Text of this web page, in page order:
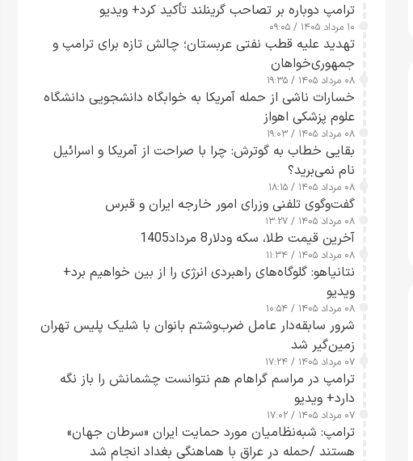
ترامپ دوباره بر تصاحب گرینلند تأکید کرد+ ویدیو
۱۰ مرداد ۱۴۰۵ / ۰۹:۰۵
تهدید علیه قطب نفتی عربستان؛ چالش تازه برای ترامپ و
جمهوری‌خواهان
۰۸ مرداد ۱۴۰۵ / ۱۹:۳۵
خسارات ناشی از حمله آمریکا به خوابگاه دانشجویی دانشگاه
علوم پزشکی اهواز
۰۸ مرداد ۱۴۰۵ / ۱۹:۰۳
بقایی خطاب به گوترش: چرا با صراحت از آمریکا و اسرائیل
نام نمی‌برید؟
۰۸ مرداد ۱۴۰۵ / ۱۸:۱۵
گفت‌وگوی تلفنی وزرای امور خارجه ایران و قبرس
۰۸ مرداد ۱۴۰۵ / ۱۳:۲۷
آخرین قیمت طلا، سکه ودلار8 مرداد1405
۰۸ مرداد ۱۴۰۵ / ۱۱:۳۴
نتانیاهو: گلوگاه‌های راهبردی انرژی را از بین خواهیم برد+
ویدیو
۰۸ مرداد ۱۴۰۵ / ۱۰:۵۴
شرور سابقه‌دار عامل ضرب‌وشتم بانوان با شلیک پلیس تهران
زمین‌گیر شد
۰۷ مرداد ۱۴۰۵ / ۱۷:۲۴
ترامپ در مراسم گراهام هم نتوانست چشمانش را باز نگه
دارد+ ویدیو
۰۷ مرداد ۱۴۰۵ / ۱۷:۰۲
ترامپ: شبه‌نظامیان مورد حمایت ایران «سرطان جهان»
هستند /حمله در عراق با هماهنگی بغداد انجام شد